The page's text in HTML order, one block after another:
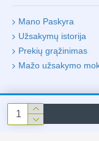
Mano Paskyra
Užsakymų istorija
Prekių grąžinimas
Mažo užsakymo
Visos